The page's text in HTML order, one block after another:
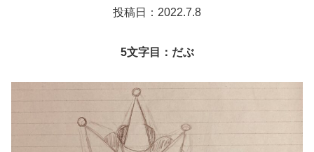
投稿日：2022.7.8
5文字目：だぶ